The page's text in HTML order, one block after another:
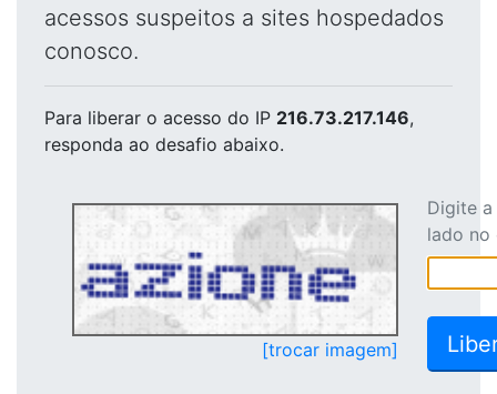
acessos suspeitos a sites hospedados
conosco.
Para liberar o acesso do IP 216.73.217.146,
responda ao desafio abaixo.
[trocar imagem]
Digite
lado no